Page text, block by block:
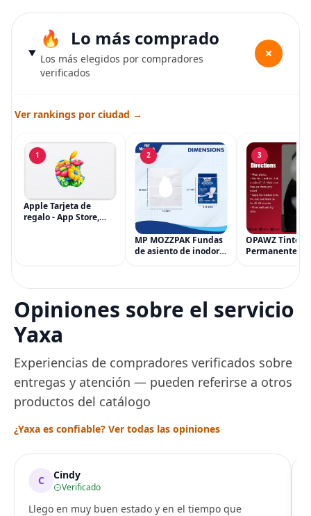
Lo más comprado
Los más elegidos por compradores
verificados
+
Ver rankings por ciudad →
1
Apple Tarjeta de
regalo - App Store,
2
MP MOZZPAK Fundas
de asiento de inodoro
para entrenamiento
3
OPAWZ Tinte
Permanente
Tinte para
Peluquería
una Década,
Opiniones sobre el servicio
Yaxa
Experiencias de compradores verificados sobre
entregas y atención — pueden referirse a otros
productos del catálogo
¿Yaxa es confiable? Ver todas las opiniones
C Cindy
Verificado
Llego en muy buen estado y en el tiempo que